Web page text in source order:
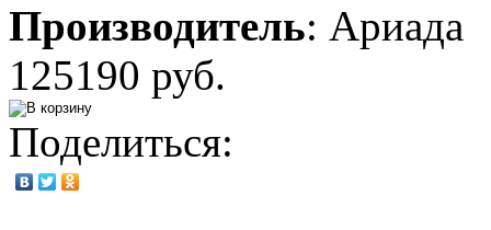
Производитель: Ариада
125190 руб.
Поделиться: